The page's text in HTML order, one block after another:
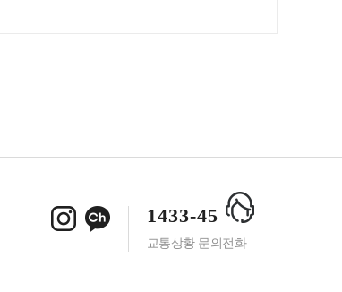
1433-45
교통상황 문의전화